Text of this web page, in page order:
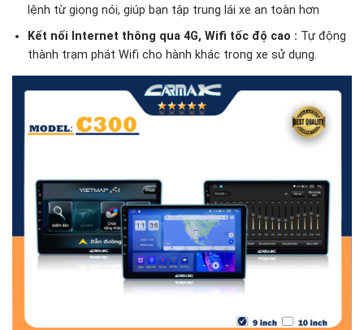
lệnh từ giọng nói, giúp bạn tập trung lái xe an toàn hơn
Kết nối Internet thông qua 4G, Wifi tốc độ cao : Tự động
thành trạm phát Wifi cho hành khác trong xe sử dụng.